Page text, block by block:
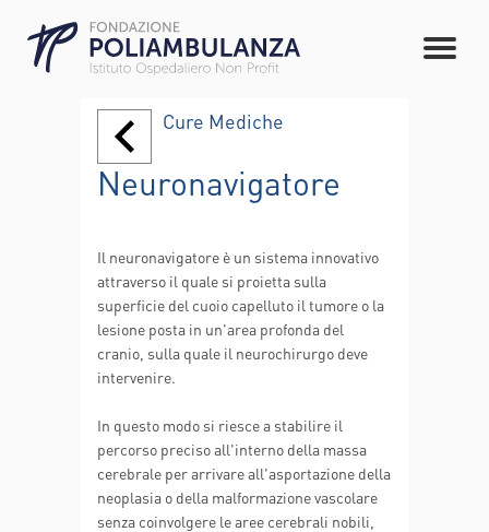
Cure Mediche
Neuronavigatore
Il neuronavigatore è un sistema innovativo
attraverso il quale si proietta sulla
superficie del cuoio capelluto il tumore o la
lesione posta in un'area profonda del
cranio, sulla quale il neurochirurgo deve
intervenire.
In questo modo si riesce a stabilire il
percorso preciso all'interno della massa
cerebrale per arrivare all'asportazione della
neoplasia o della malformazione vascolare
senza coinvolgere le aree cerebrali nobili,